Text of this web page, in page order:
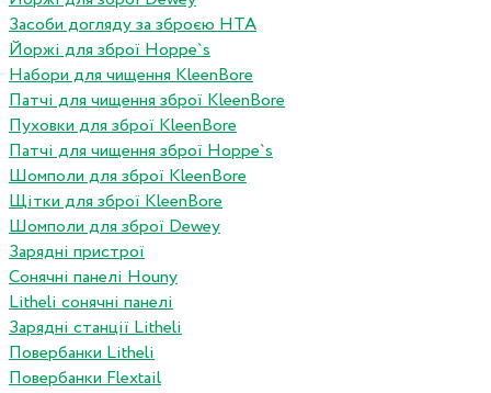
Засоби догляду за зброєю HTA
Йоржі для зброї Hoppe`s
Набори для чищення KleenBore
Патчі для чищення зброї KleenBore
Пуховки для зброї KleenBore
Патчі для чищення зброї Hoppe`s
Шомполи для зброї KleenBore
Щітки для зброї KleenBore
Шомполи для зброї Dewey
Зарядні пристрої
Сонячні панелі Houny
Litheli сонячні панелі
Зарядні станції Litheli
Повербанки Litheli
Повербанки Flextail